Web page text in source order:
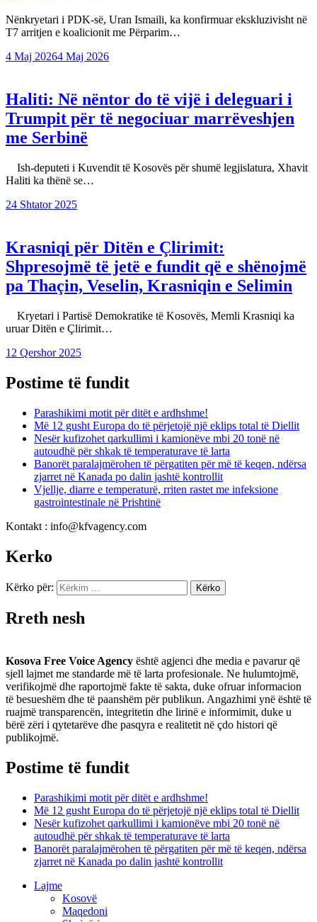
Nënkryetari i PDK-së, Uran Ismaili, ka konfirmuar ekskluzivisht në
T7 arritjen e koalicionit me Përparim…
4 Maj 20264 Maj 2026
Haliti: Në nëntor do të vijë i deleguari i
Trumpit për të negociuar marrëveshjen
me Serbinë
Ish-deputeti i Kuvendit të Kosovës për shumë legjislatura, Xhavit
Haliti ka thënë se…
24 Shtator 2025
Krasniqi për Ditën e Çlirimit:
Shpresojmë të jetë e fundit që e shënojmë
pa Thaçin, Veselin, Krasniqin e Selimin
Kryetari i Partisë Demokratike të Kosovës, Memli Krasniqi ka
uruar Ditën e Çlirimit…
12 Qershor 2025
Postime të fundit
Parashikimi motit për ditët e ardhshme!
Më 12 gusht Europa do të përjetojë një eklips total të Diellit
Nesër kufizohet qarkullimi i kamionëve mbi 20 tonë në
autoudhë për shkak të temperaturave të larta
Banorët paralajmërohen të përgatiten për më të keqen, ndërsa
zjarret në Kanada po dalin jashtë kontrollit
Vjellje, diarre e temperaturë, rriten rastet me infeksione
gastrointestinale në Prishtinë
Kontakt : info@kfvagency.com
Kerko
Kërko për:
Rreth nesh
Kosova Free Voice Agency është agjenci dhe media e pavarur që
sjell lajmet me standarde më të larta profesionale. Ne hulumtojmë,
verifikojmë dhe raportojmë fakte të sakta, duke ofruar informacion
të besueshëm dhe të paanshëm për publikun. Angazhimi ynë është të
ruajmë transparencën, integritetin dhe lirinë e informimit, duke u
bërë zëri i qytetarëve dhe pasqyra e realitetit në çdo histori që
publikojmë.
Postime të fundit
Parashikimi motit për ditët e ardhshme!
Më 12 gusht Europa do të përjetojë një eklips total të Diellit
Nesër kufizohet qarkullimi i kamionëve mbi 20 tonë në
autoudhë për shkak të temperaturave të larta
Banorët paralajmërohen të përgatiten për më të keqen, ndërsa
zjarret në Kanada po dalin jashtë kontrollit
Lajme
Kosovë
Maqedoni